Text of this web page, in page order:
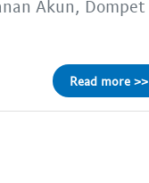
Akun, Dompet
Read more >>